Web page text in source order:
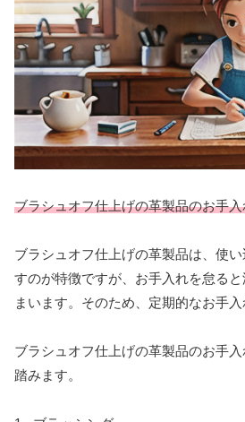
ブラシュオフ仕上げの革製品のお手
ブラシュオフ仕上げの革製品は、使
すのが特徴ですが、お手入れを怠る
まいます。そのため、定期的なお手入
ブラシュオフ仕上げの革製品のお手
踏みます。